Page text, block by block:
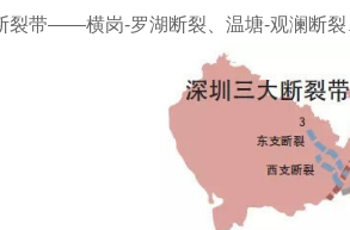
裂带——横岗-罗湖断裂、温塘-观澜断裂